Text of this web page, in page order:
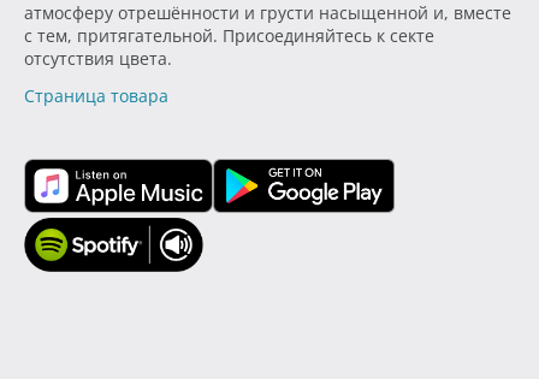
атмосферу отрешённости и грусти насыщенной и, вместе
с тем, притягательной. Присоединяйтесь к секте
отсутствия цвета.
Страница товара